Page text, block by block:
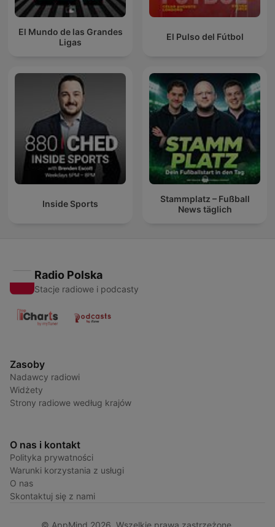
El Mundo de las Grandes
Ligas
El Pulso del Fútbol
Inside Sports
Stammplatz – Fußball
News täglich
Radio Polska
Stacje radiowe i podcasty
Zasoby
Nadawcy radiowi
Widżety
Strony radiowe według krajów
O nas i kontakt
Polityka prywatności
Warunki korzystania z usługi
O nas
Skontaktuj się z nami